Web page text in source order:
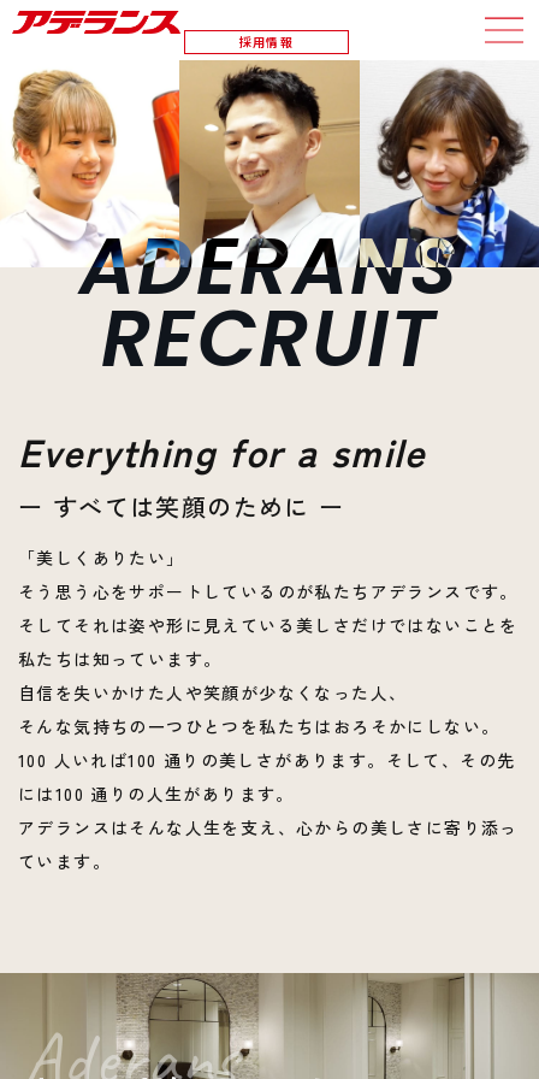
採用情報
ADERANS
RECRUIT
Everything for a smile
ー すべては笑顔のために ー
「美しくありたい」
そう思う心をサポートしているのが私たちアデランスです。
そしてそれは姿や形に見えている美しさだけではないことを
私たちは知っています。
自信を失いかけた人や笑顔が少なくなった人、
そんな気持ちの一つひとつを私たちはおろそかにしない。
100 人いれば100 通りの美しさがあります。そして、その先
には100 通りの人生があります。
アデランスはそんな人生を支え、心からの美しさに寄り添っ
ています。
Aderans